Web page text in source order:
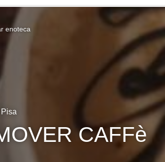
enoteca
Pisa
CAFFè